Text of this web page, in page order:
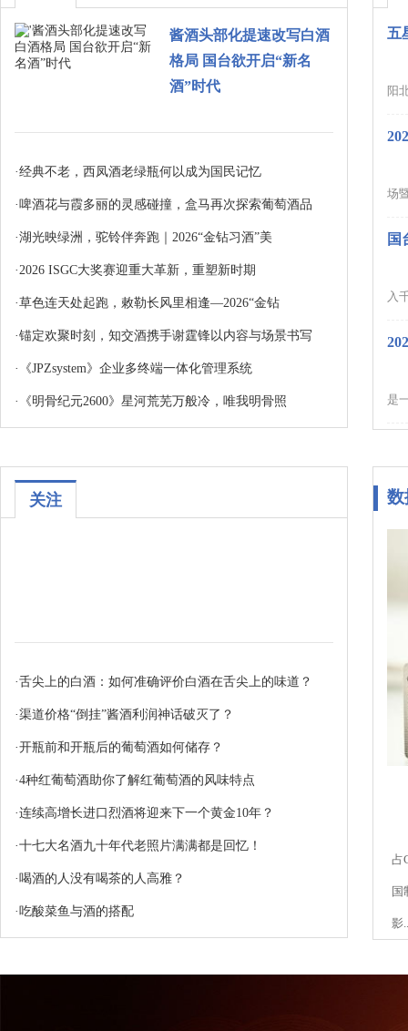
酱酒头部化提速改写白酒
格局 国台欲开启“新名
酒”时代
·经典不老，西凤酒老绿瓶何以成为国民记忆
·啤酒花与霞多丽的灵感碰撞，盒马再次探索葡萄酒品
·湖光映绿洲，驼铃伴奔跑｜2026“金钻习酒”美
·2026 ISGC大奖赛迎重大革新，重塑新时期
·草色连天处起跑，敕勒长风里相逢—2026“金钻
·锚定欢聚时刻，知交酒携手谢霆锋以内容与场景书写
· 《JPZsystem》企业多终端一体化管理系统
· 《明骨纪元2600》星河荒芜万般冷，唯我明骨照
五
阳
场
国
入
是
关注
·舌尖上的白酒：如何准确评价白酒在舌尖上的味道？
·渠道价格“倒挂”酱酒利润神话破灭了？
·开瓶前和开瓶后的葡萄酒如何储存？
·4种红葡萄酒助你了解红葡萄酒的风味特点
·连续高增长进口烈酒将迎来下一个黄金10年？
·十七大名酒九十年代老照片满满都是回忆！
·喝酒的人没有喝茶的人高雅？
·吃酸菜鱼与酒的搭配
数
占
国
影